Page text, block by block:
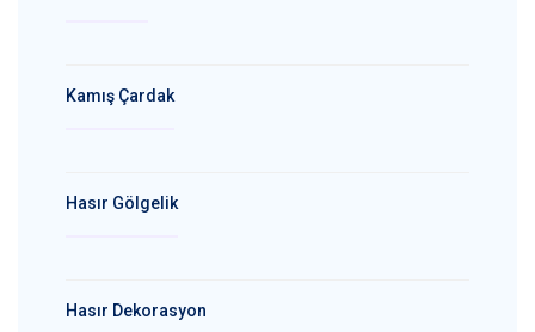
Kamış Çardak
Hasır Gölgelik
Hasır Dekorasyon